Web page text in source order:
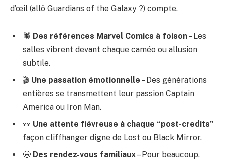
d’œil (allô Guardians of the Galaxy ?) compte.
🕷️ Des références Marvel Comics à foison– Les
salles vibrent devant chaque caméo ou allusion
subtile.
🎬 Une passation émotionnelle – Des générations
entières se transmettent leur passion Captain
America ou Iron Man.
👀 Une attente fiévreuse à chaque “post-credits”
façon cliffhanger digne de Lost ou Black Mirror.
🤩 Des rendez-vous familiaux– Pour beaucoup,